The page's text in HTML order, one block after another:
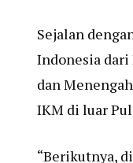
Sejalan
Indonesia
dan
IKM di luar
“Berikutnya,